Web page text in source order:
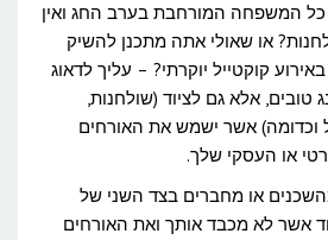
לאירועים
קטנים
וגדולים
המשפחה המורחבת בערב החג ואין
או שאולי אתה מתכנן להשיק
קוקטייל יוקרתי? – עליך לדאוג
טובים, אלא גם לציוד (שולחנות,
וכדומה) אשר ישמש את האורחים
או העסקי שלך.
או מחברים בצד השני של
אשר לא מכבד אותך ואת האורחים